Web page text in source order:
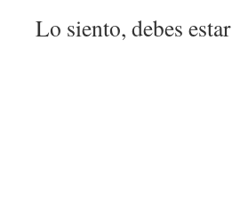
Lo siento, debes estar